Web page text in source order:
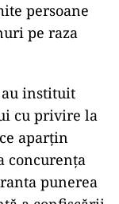
persoane
pe raza
instituit
cu privire la
aparțin
concurența
punerea